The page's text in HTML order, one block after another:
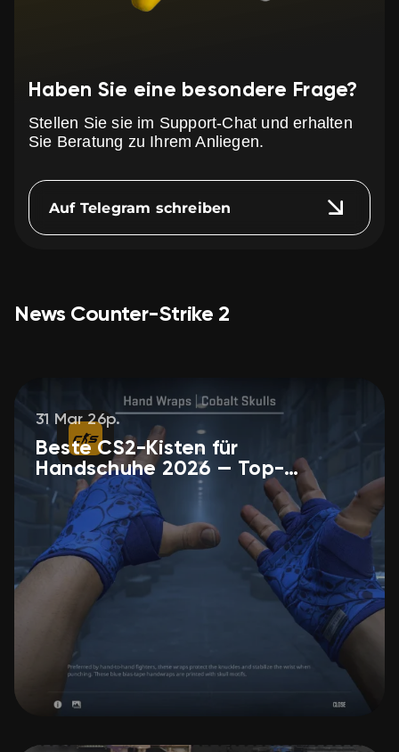
Haben Sie eine besondere Frage?
Stellen Sie sie im Support-Chat und erhalten
Sie Beratung zu Ihrem Anliegen.
Auf Telegram schreiben
News Counter-Strike 2
31 Mar 26р.
Beste CS2-Kisten für
Handschuhe 2026 — Top-
Auswahl für jedes Budget